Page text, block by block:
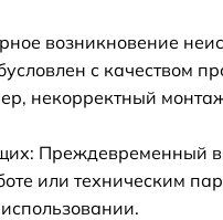
возникновение
с качеством
некорректный
Преждевременный
или техническим